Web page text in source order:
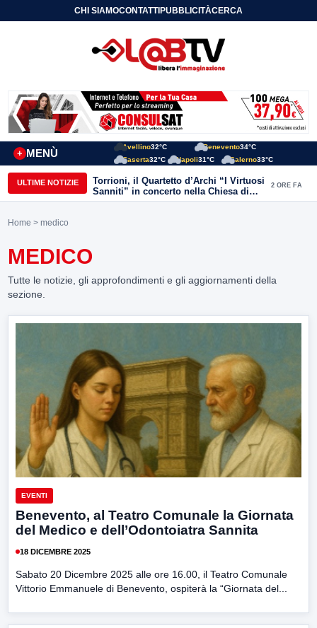
CHI SIAMOCONTATTIPUBBLICITÀCERCA
MENÙ
+
Avellino32°C Benevento34°C
Caserta32°C Napoli31°C Salerno33°C
ULTIME NOTIZIE
Torrioni, il Quartetto d’Archi “I Virtuosi
Sanniti” in concerto nella Chiesa di
San Michele Arcangelo
2 ORE FA
Home > medico
MEDICO
Tutte le notizie, gli approfondimenti e gli aggiornamenti della
sezione.
EVENTI
Benevento, al Teatro Comunale la Giornata
del Medico e dell’Odontoiatra Sannita
18 DICEMBRE 2025
Sabato 20 Dicembre 2025 alle ore 16.00, il Teatro Comunale
Vittorio Emmanuele di Benevento, ospiterà la “Giornata del...